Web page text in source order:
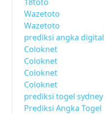
Wazetoto
Wazetoto
prediksi angka digital
Coloknet
Coloknet
Coloknet
Coloknet
prediksi togel sydney
Prediksi Angka Togel